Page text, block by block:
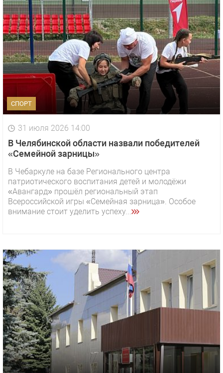
СПОРТ
31 июля 2026 14:00
В Челябинской области назвали победителей
«Семейной зарницы»
В Чебаркуле на базе Регионального центра
патриотического воспитания детей и молодёжи
«Авангард» прошёл региональный этап
Всероссийской игры «Семейная зарница». Особое
внимание стоит уделить успеху...